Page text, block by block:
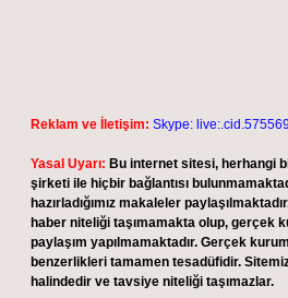
Reklam ve İletişim: Skype:
Yasal Uyarı: Bu internet sitesi, herhangi
şirketi ile hiçbir bağlantısı
hazırladığımız makaleler
haber niteliği taşımamakta olup, gerçek
paylaşım yapılmamaktadır. Gerçek
benzerlikleri tamamen tesadüfidir.
halindedir ve tavsiye niteliği taşımazlar.